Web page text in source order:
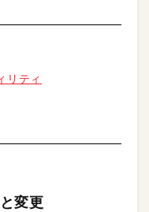
リティ
変更